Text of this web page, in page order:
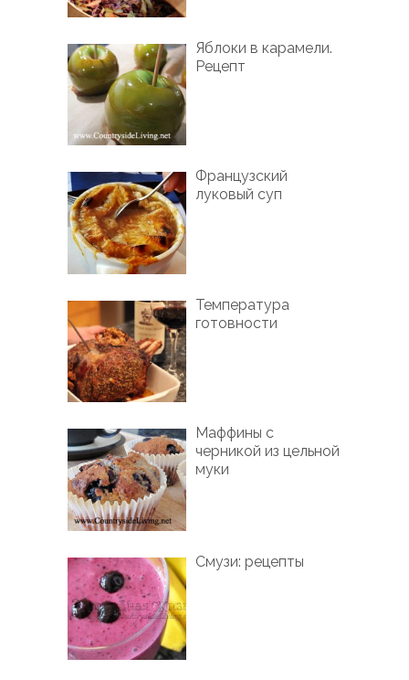
Яблоки в карамели.
Рецепт
Французский
луковый суп
Температура
готовности
Маффины с
черникой из цельной
муки
Смузи: рецепты